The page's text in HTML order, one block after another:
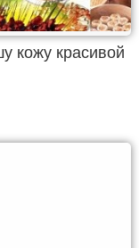
кожу красивой